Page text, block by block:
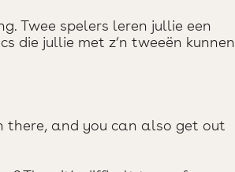
Twee spelers leren jullie een
die jullie met z’n tweeën kunnen
there, and you can also get out